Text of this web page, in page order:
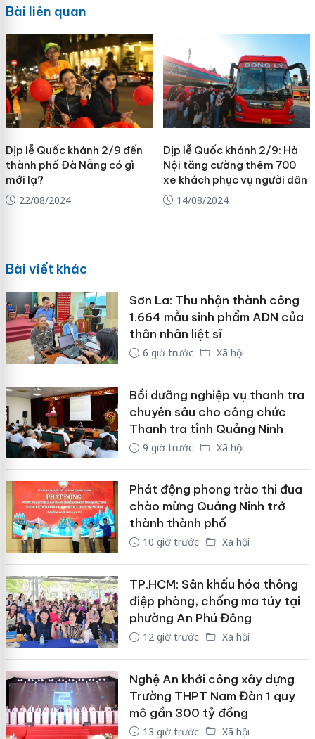
Bài liên quan
Dịp lễ Quốc khánh 2/9 đến
thành phố Đà Nẵng có gì
mới lạ?
22/08/2024
Dịp lễ Quốc khánh 2/9: Hà
Nội tăng cường thêm 700
xe khách phục vụ người dân
14/08/2024
Bài viết khác
Sơn La: Thu nhận thành công
1.664 mẫu sinh phẩm ADN của
thân nhân liệt sĩ
6 giờ trước Xã hội
Bồi dưỡng nghiệp vụ thanh tra
chuyên sâu cho công chức
Thanh tra tỉnh Quảng Ninh
9 giờ trước Xã hội
Phát động phong trào thi đua
chào mừng Quảng Ninh trở
thành thành phố
10 giờ trước Xã hội
TP.HCM: Sân khấu hóa thông
điệp phòng, chống ma túy tại
phường An Phú Đông
12 giờ trước Xã hội
Nghệ An khởi công xây dựng
Trường THPT Nam Đàn 1 quy
mô gần 300 tỷ đồng
13 giờ trước Xã hội